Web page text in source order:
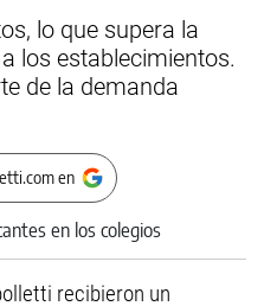
lo que supera la
los establecimientos.
de la demanda
en
recibieron un